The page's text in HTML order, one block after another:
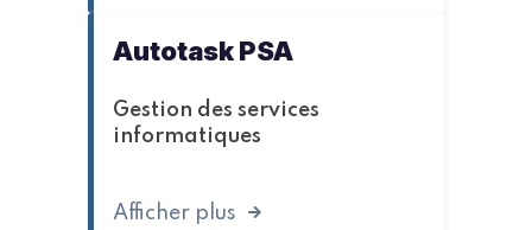
Autotask PSA
Gestion des services
informatiques
Afficher plus